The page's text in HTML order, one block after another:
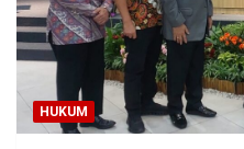
HUKUM